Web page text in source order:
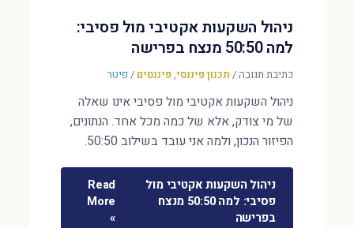
ניהול השקעות אקטיבי מול פסיבי:
למה 50:50 מנצח בפרישה
כתיבת תגובה/ תכנון פיננסי, פיננסים / פיטר
ניהול השקעות אקטיבי מול פסיבי אינו שאלה
של מי צודק, אלא של כמה מכל אחד. הנתונים,
הפיזור הנכון, ולמה אני עובד בשילוב 50:50.
ניהול השקעות אקטיבי מול
פסיבי: למה 50:50 מנצח
בפרישה
Read
More
»